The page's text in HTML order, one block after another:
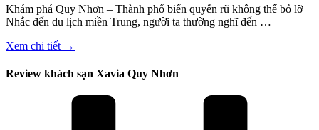
Khám phá Quy Nhơn – Thành phố biển quyến rũ không thể bỏ lỡ
Nhắc đến du lịch miền Trung, người ta thường nghĩ đến …
Xem chi tiết →
Review khách sạn Xavia Quy Nhơn